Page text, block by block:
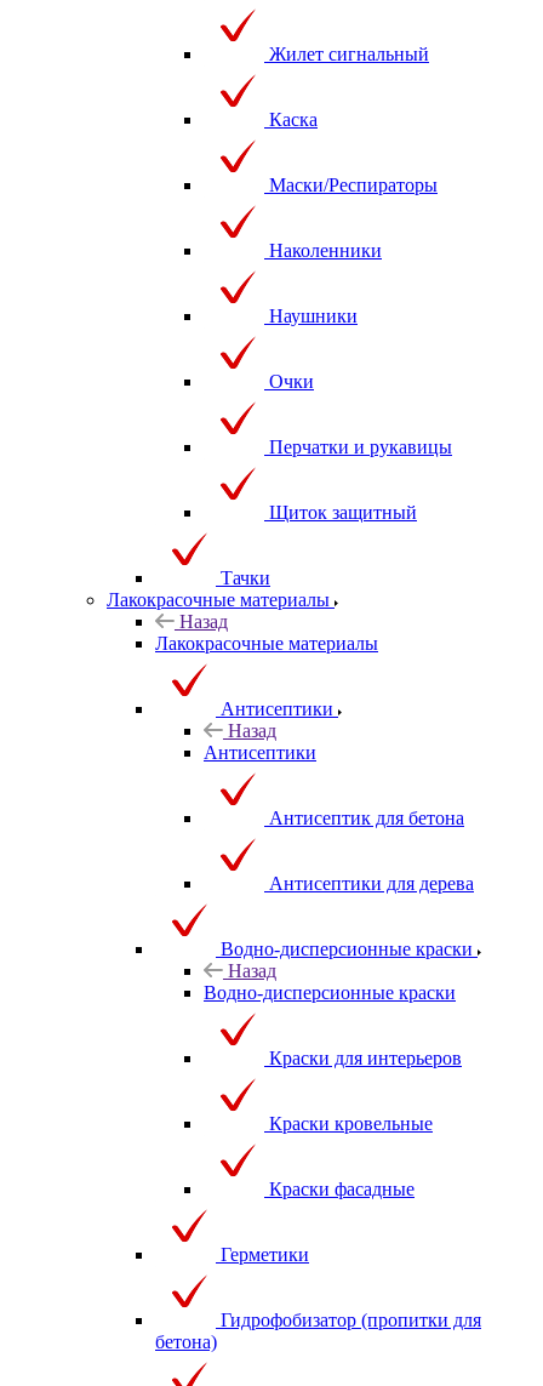
Жилет сигнальный
Каска
Маски/Респираторы
Наколенники
Наушники
Очки
Перчатки и рукавицы
Щиток защитный
Тачки
Лакокрасочные материалы
Назад
Лакокрасочные материалы
Антисептики
Назад
Антисептики
Антисептик для бетона
Антисептики для дерева
Водно-дисперсионные краски
Назад
Водно-дисперсионные краски
Краски для интерьеров
Краски кровельные
Краски фасадные
Герметики
Гидрофобизатор (пропитки для
бетона)